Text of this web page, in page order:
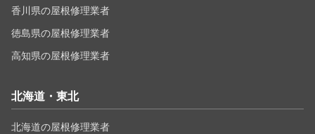
香川県の屋根修理業者
徳島県の屋根修理業者
高知県の屋根修理業者
北海道・東北
北海道の屋根修理業者